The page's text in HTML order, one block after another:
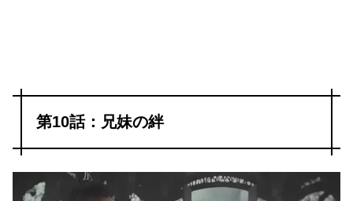
第10話：兄妹の絆